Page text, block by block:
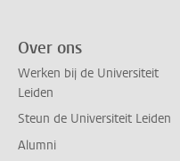
Over ons
Werken bij de Universiteit
Leiden
Steun de Universiteit Leiden
Alumni